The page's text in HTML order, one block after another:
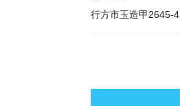
行方市玉造甲2645-4